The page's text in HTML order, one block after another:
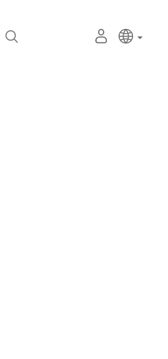
寻找
语
言
主动语
中文